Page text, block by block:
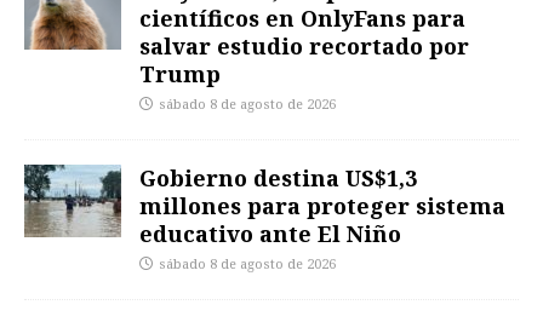
científicos en OnlyFans para
salvar estudio recortado por
Trump
sábado 8 de agosto de 2026
Gobierno destina US$1,3
millones para proteger sistema
educativo ante El Niño
sábado 8 de agosto de 2026